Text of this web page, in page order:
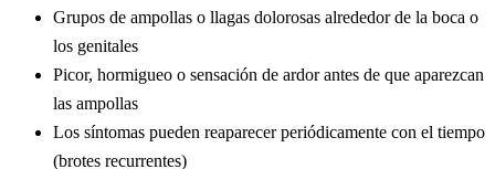
Grupos de ampollas o llagas dolorosas alrededor de la boca o
los genitales
Picor, hormigueo o sensación de ardor antes de que aparezcan
las ampollas
Los síntomas pueden reaparecer periódicamente con el tiempo
(brotes recurrentes)